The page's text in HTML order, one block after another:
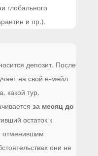
глобального
и пр.).
депозит. После
на свой е-мейл
какой тур,
за месяц до
остаток к
отменившим
они не